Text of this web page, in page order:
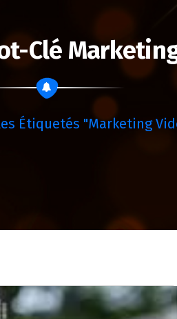
Clé
Étiquetés "marketing